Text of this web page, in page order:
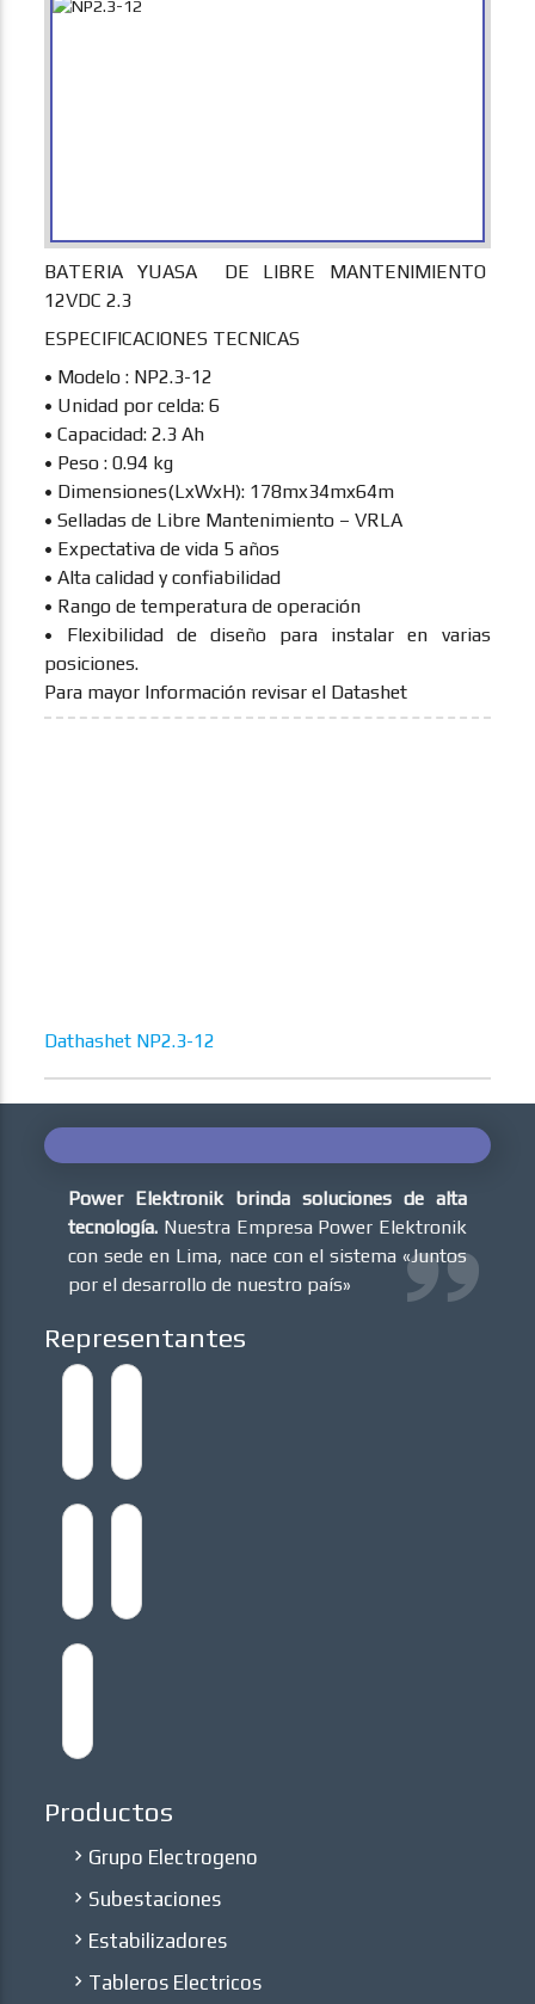
BATERIA YUASA DE LIBRE MANTENIMIENTO
12VDC 2.3
ESPECIFICACIONES TECNICAS
• Modelo : NP2.3-12
• Unidad por celda: 6
• Capacidad: 2.3 Ah
• Peso : 0.94 kg
• Dimensiones(LxWxH): 178mx34mx64m
• Selladas de Libre Mantenimiento – VRLA
• Expectativa de vida 5 años
• Alta calidad y confiabilidad
• Rango de temperatura de operación
• Flexibilidad de diseño para instalar en varias
posiciones.
Para mayor Información revisar el Datashet
Dathashet NP2.3-12
Power Elektronik brinda soluciones de alta
tecnología. Nuestra Empresa Power Elektronik
con sede en Lima, nace con el sistema «Juntos
por el desarrollo de nuestro país»
Representantes
Productos
Grupo Electrogeno
Subestaciones
Estabilizadores
Tableros Electricos